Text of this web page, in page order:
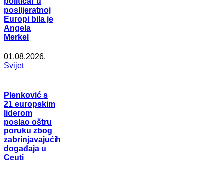
poslijeratnoj
Europi bila je
Angela
Merkel
01.08.2026.
Svijet
Plenković s
21 europskim
liderom
poslao oštru
poruku zbog
zabrinjavajućih
događaja u
Ceuti